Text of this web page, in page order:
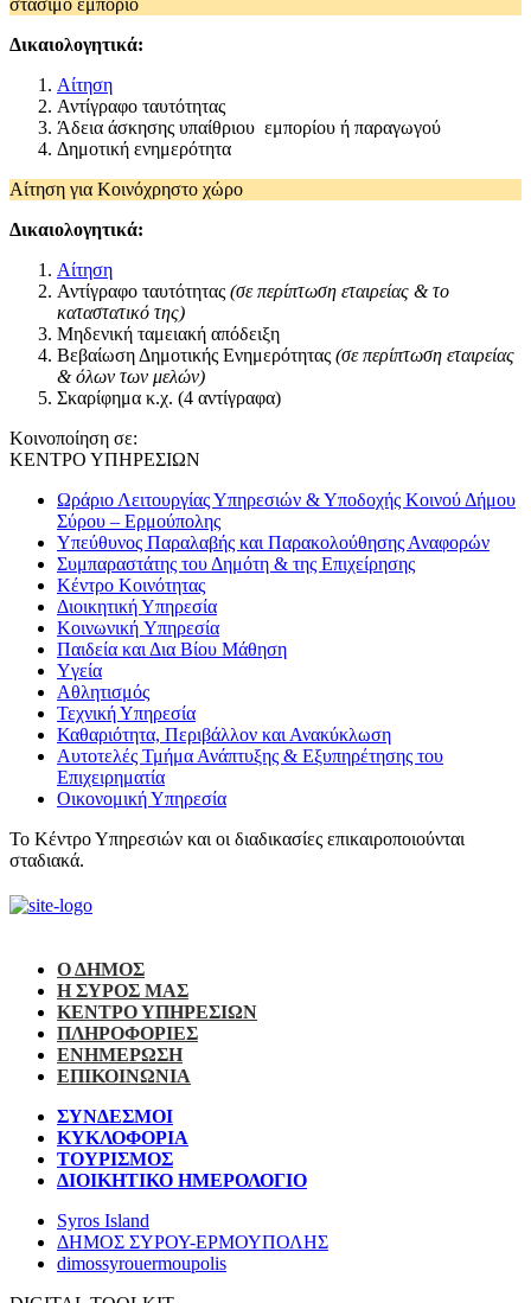
Δικαιολογητικά:
Αίτηση
Αντίγραφο ταυτότητας
Άδεια άσκησης υπαίθριου εμπορίου ή παραγωγού
Δημοτική ενημερότητα
Αίτηση για Κοινόχρηστο χώρο
Δικαιολογητικά:
Αίτηση
Αντίγραφο ταυτότητας (σε περίπτωση εταιρείας & το
καταστατικό της)
Μηδενική ταμειακή απόδειξη
Βεβαίωση Δημοτικής Ενημερότητας (σε περίπτωση εταιρείας
& όλων των μελών)
Σκαρίφημα κ.χ. (4 αντίγραφα)
Κοινοποίηση σε:
ΚΕΝΤΡΟ ΥΠΗΡΕΣΙΩΝ
Ωράριο Λειτουργίας Υπηρεσιών & Υποδοχής Κοινού Δήμου
Σύρου – Ερμούπολης
Υπεύθυνος Παραλαβής και Παρακολούθησης Αναφορών
Συμπαραστάτης του Δημότη & της Επιχείρησης
Κέντρο Κοινότητας
Διοικητική Υπηρεσία
Κοινωνική Yπηρεσία
Παιδεία και Δια Βίου Μάθηση
Yγεία
Αθλητισμός
Τεχνική Υπηρεσία
Καθαριότητα, Περιβάλλον και Ανακύκλωση
Αυτοτελές Τμήμα Ανάπτυξης & Εξυπηρέτησης του
Επιχειρηματία
Οικονομική Υπηρεσία
Το Κέντρο Υπηρεσιών και οι διαδικασίες επικαιροποιούνται
σταδιακά.
Ο ΔΗΜΟΣ
Η ΣΥΡΟΣ ΜΑΣ
ΚΕΝΤΡΟ ΥΠΗΡΕΣΙΩΝ
ΠΛΗΡΟΦΟΡΙΕΣ
ΕΝΗΜΕΡΩΣΗ
ΕΠΙΚΟΙΝΩΝΙΑ
ΣΥΝΔΕΣΜΟΙ
ΚΥΚΛΟΦΟΡΙΑ
ΤΟΥΡΙΣΜΟΣ
ΔΙΟΙΚΗΤΙΚΟ ΗΜΕΡΟΛΟΓΙΟ
Syros Island
ΔΗΜΟΣ ΣΥΡΟΥ-ΕΡΜΟΥΠΟΛΗΣ
dimossyrouermoupolis